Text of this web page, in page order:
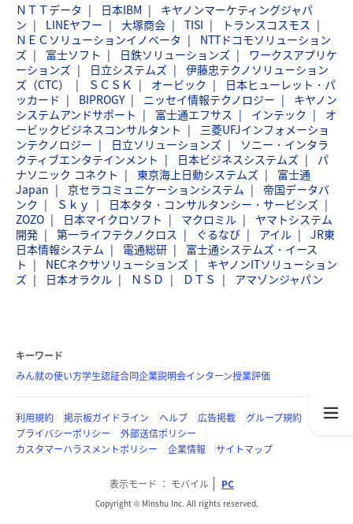
ＮＴＴデータ 日本IBM
キヤノンマーケティングジャパ
ン
LINEヤフー 大塚商会 TISI
トランスコスモス
ＮＥＣソリューションイノベータ
NTTドコモソリューション
ズ
富士ソフト 日鉄ソリューションズ
ワークスアプリケ
ーションズ
日立システムズ
伊藤忠テクノソリューション
ズ（CTC）
ＳＣＳＫ オービック
日本ヒューレット・パ
ッカード
BIPROGY ニッセイ情報テクノロジー
キヤノン
システムアンドサポート
富士通エフサス インテック
オ
ービックビジネスコンサルタント
三菱UFJインフォメーショ
ンテクノロジー
日立ソリューションズ
ソニー・インタラ
クティブエンタテインメント
日本ビジネスシステムズ
パ
ナソニック コネクト
東京海上日動システムズ
富士通
Japan
京セラコミュニケーションシステム
帝国データバ
ンク
Ｓｋｙ
日本タタ・コンサルタンシー・サービシズ
ZOZO
日本マイクロソフト マクロミル
ヤマトシステム
開発
第一ライフテクノクロス ぐるなび アイル
JR東
日本情報システム
電通総研
富士通システムズ・イース
ト
NECネクサソリューションズ
キヤノンITソリューション
ズ
日本オラクル ＮＳＤ ＤＴＳ アマゾンジャパン
キーワード
みん就の使い方学生認証合同企業説明会インターン授業評価
利用規約 掲示板ガイドライン ヘルプ 広告掲載
グループ規約
プライバシーポリシー
外部送信ポリシー
カスタマーハラスメントポリシー
企業情報 サイトマップ
表示モード モバイル PC
Copyright © Minshu Inc. All rights reserved.